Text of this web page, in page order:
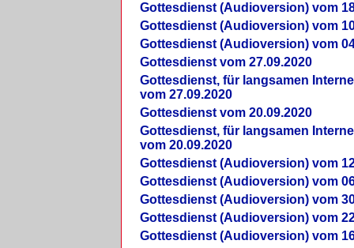
Gottesdienst (Audioversion) vom
Gottesdienst (Audioversion) vom
Gottesdienst (Audioversion) vom
Gottesdienst vom 27.09.2020
Gottesdienst, für langsamen
vom 27.09.2020
Gottesdienst vom 20.09.2020
Gottesdienst, für langsamen
vom 20.09.2020
Gottesdienst (Audioversion) vom
Gottesdienst (Audioversion) vom
Gottesdienst (Audioversion) vom
Gottesdienst (Audioversion) vom
Gottesdienst (Audioversion) vom